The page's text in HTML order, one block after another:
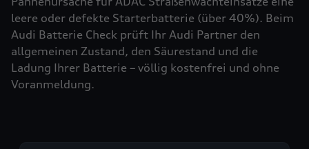
leere oder defekte Starterbatterie (über 40%). Beim
Audi Batterie Check prüft Ihr Audi Partner den
allgemeinen Zustand, den Säurestand und die
Ladung Ihrer Batterie – völlig kostenfrei und ohne
Voranmeldung.